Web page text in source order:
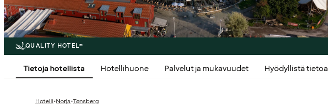
QUALITY HOTEL™
Tietoja hotellista Hotellihuone Palvelut ja mukavuudet Hyödyllistä tietoa
Hotelli·Norja·Tønsberg